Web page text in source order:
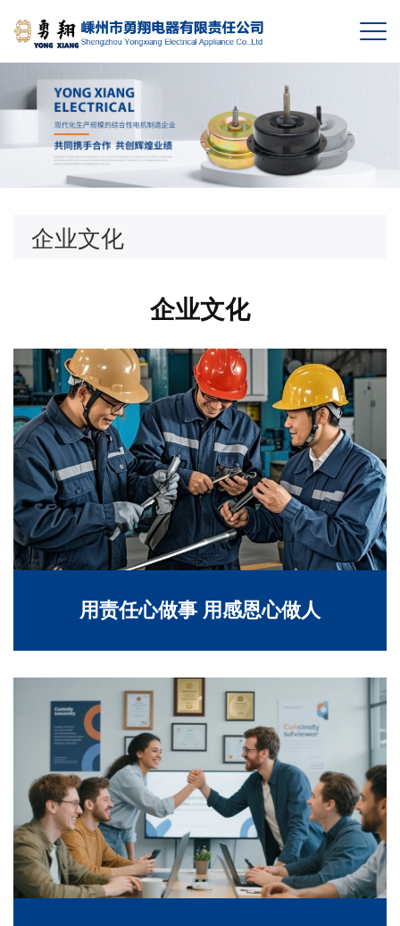
企业文化
企业文化
用责任心做事 用感恩心做人